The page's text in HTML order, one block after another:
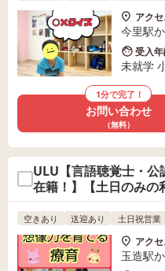
アク
今里駅
受入
未就学
1分で完了！
お問い合わせ
（無料）
ULU【言語聴覚士・
在籍！】【土日のみの
空きあり 送迎あり 土日祝営業
アク
玉造駅